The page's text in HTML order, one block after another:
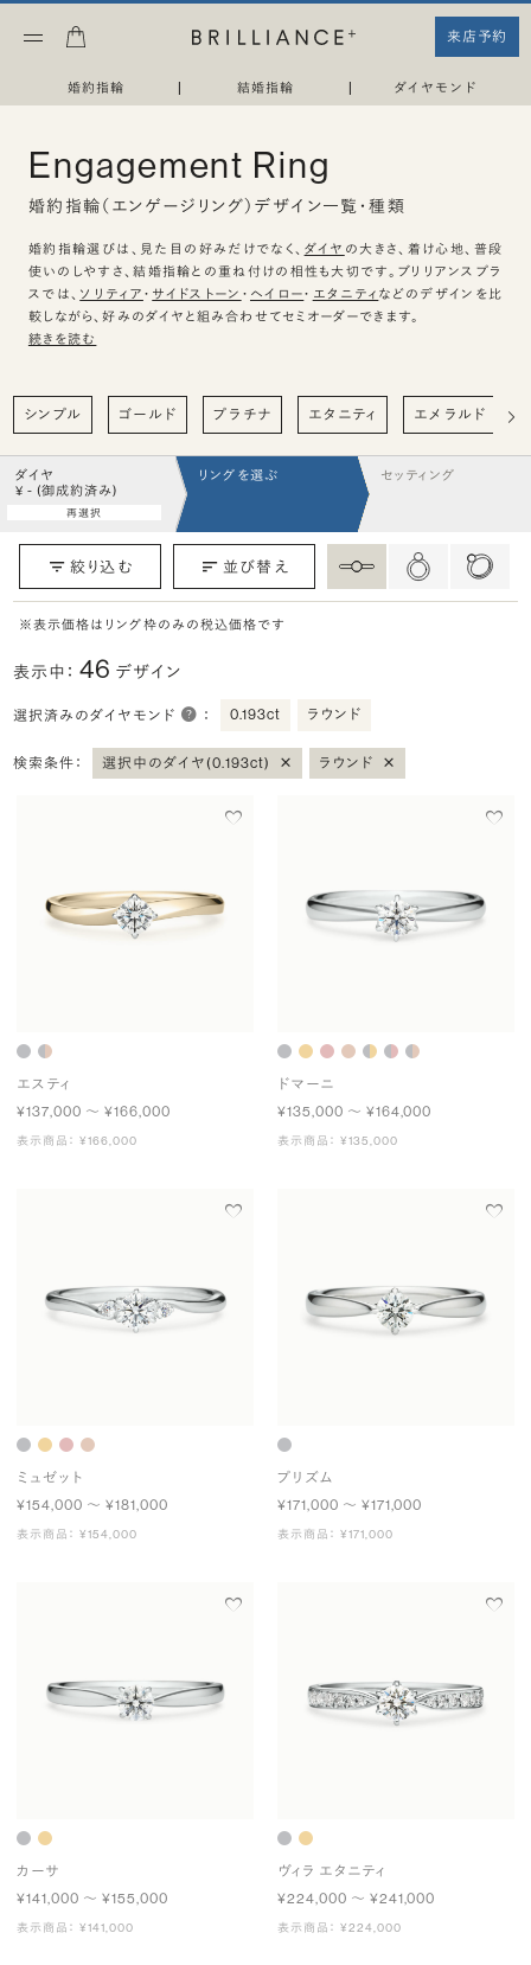
来店予約
婚約指輪 | 結婚指輪 | ダイヤモンド
Engagement Ring
婚約指輪（エンゲージリング）デザイン一覧・種類
婚約指輪選びは、見た目の好みだけでなく、 ダイヤ の大きさ、着け心地、普段
使いのしやすさ、結婚指輪との重ね付けの相性も大切です。ブリリアンスプラ
スでは、 ソリティア ・ サイドストーン ・ ヘイロー・ エタニティ などのデザインを比
較しながら、好みのダイヤと組み合わせてセミオーダーできます。
続きを読む
シンプル ゴールド プラチナ エタニティ エメラルド
ダイヤ
¥ - (御成約済み)
再選択
リングを選ぶ セッティング
絞り込む 並び替え
※表示価格はリング枠のみの税込価格です
表示中：46 デザイン
選択済みのダイヤモンド ： 0.193ct ラウンド
検索条件： 選択中のダイヤ(0.193ct) × ラウンド ×
エスティ
¥137,000 〜 ¥166,000
表示商品： ¥166,000
ドマーニ
¥135,000 〜 ¥164,000
表示商品： ¥135,000
ミュゼット
¥154,000 〜 ¥181,000
表示商品： ¥154,000
プリズム
¥171,000 〜 ¥171,000
表示商品： ¥171,000
カーサ
¥141,000 〜 ¥155,000
表示商品： ¥141,000
ヴィラ エタニティ
¥224,000 〜 ¥241,000
表示商品： ¥224,000